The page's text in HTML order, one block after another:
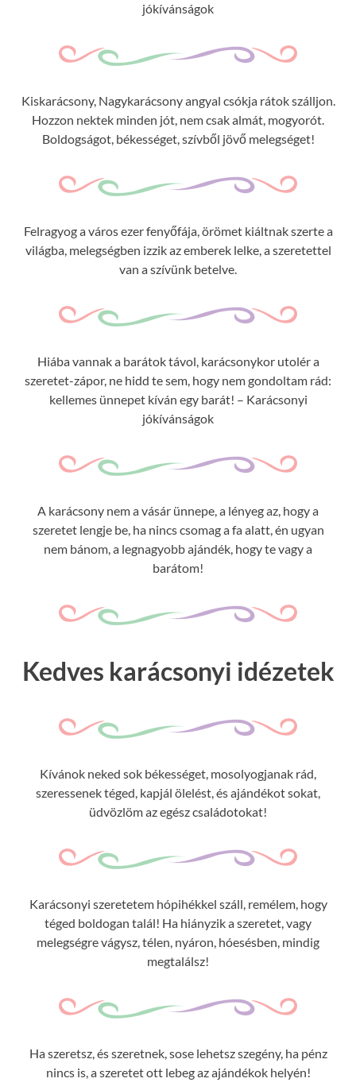
jókívánságok
Kiskarácsony, Nagykarácsony angyal csókja rátok szálljon.
Hozzon nektek minden jót, nem csak almát, mogyorót.
Boldogságot, békességet, szívből jövő melegséget!
Felragyog a város ezer fenyőfája, örömet kiáltnak szerte a
világba, melegségben izzik az emberek lelke, a szeretettel
van a szívünk betelve.
Hiába vannak a barátok távol, karácsonykor utolér a
szeretet-zápor, ne hidd te sem, hogy nem gondoltam rád:
kellemes ünnepet kíván egy barát! – Karácsonyi
jókívánságok
A karácsony nem a vásár ünnepe, a lényeg az, hogy a
szeretet lengje be, ha nincs csomag a fa alatt, én ugyan
nem bánom, a legnagyobb ajándék, hogy te vagy a
barátom!
Kedves karácsonyi idézetek
Kívánok neked sok békességet, mosolyogjanak rád,
szeressenek téged, kapjál ölelést, és ajándékot sokat,
üdvözlöm az egész családotokat!
Karácsonyi szeretetem hópihékkel száll, remélem, hogy
téged boldogan talál! Ha hiányzik a szeretet, vagy
melegségre vágysz, télen, nyáron, hóesésben, mindig
megtalálsz!
Ha szeretsz, és szeretnek, sose lehetsz szegény, ha pénz
nincs is, a szeretet ott lebeg az ajándékok helyén!